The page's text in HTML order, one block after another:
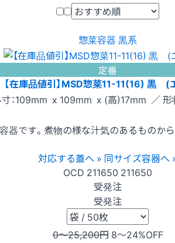
惣菜容器 黒系
定番
【在庫品値引】MSD惣菜11-11(16) 黒 (
：109mm x 109mm x (高)17mm ／ 形
です。煮物の様な汁気のあるものから
対応する蓋へ » 同サイズ容器へ
OCD 211650 211650
受発注
受発注
0〜25,200円 8〜24%OFF